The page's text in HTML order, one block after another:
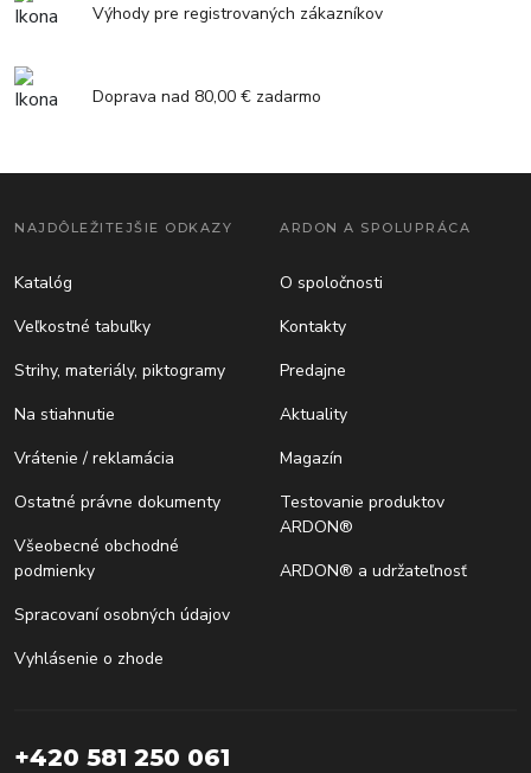
Výhody pre registrovaných zákazníkov
Doprava nad 80,00 € zadarmo
NAJDÔLEŽITEJŠIE ODKAZY
Katalóg
Veľkostné tabuľky
Strihy, materiály, piktogramy
Na stiahnutie
Vrátenie / reklamácia
Ostatné právne dokumenty
Všeobecné obchodné
podmienky
Spracovaní osobných údajov
Vyhlásenie o zhode
ARDON A SPOLUPRÁCA
O spoločnosti
Kontakty
Predajne
Aktuality
Magazín
Testovanie produktov
ARDON®
ARDON® a udržateľnosť
+420 581 250 061